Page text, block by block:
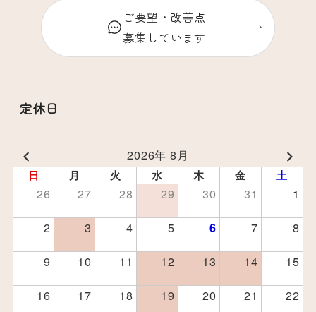
ご要望・改善点
募集しています
定休日
2026年 8月
日 月 火 水 木 金 土
26 27 28 29 30 31
1
2
3 4 5 6 7
8
9
10 11 12 13 14
15
16
17 18 19 20 21
22